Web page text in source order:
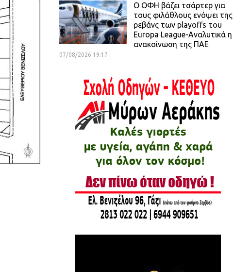
Ο ΟΦΗ βάζει τσάρτερ για
τους φιλάθλους ενόψει της
ρεβάνς των playoffs του
Europa League-Αναλυτικά η
ανακοίνωση της ΠΑΕ
07/08/2026 19:17